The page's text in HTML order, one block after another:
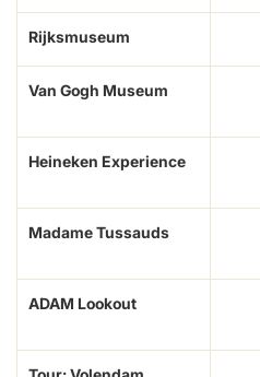
Rijksmuseum
Van Gogh Museum
Heineken Experience
Madame Tussauds
ADAM Lookout